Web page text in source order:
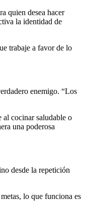
quien desea hacer
la identidad de
trabaje a favor de lo
enemigo. “Los
al cocinar saludable o
una poderosa
desde la repetición
lo que funciona es